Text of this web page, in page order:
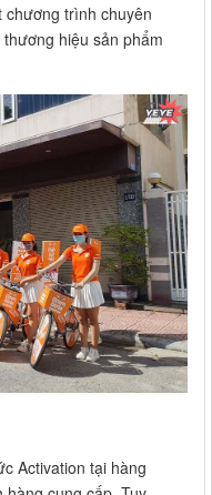
chương trình chuyên
hiệu sản phẩm
Activation tại hàng